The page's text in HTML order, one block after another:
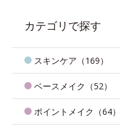
カテゴリで探す
スキンケア（169）
ベースメイク（52）
ポイントメイク（64）